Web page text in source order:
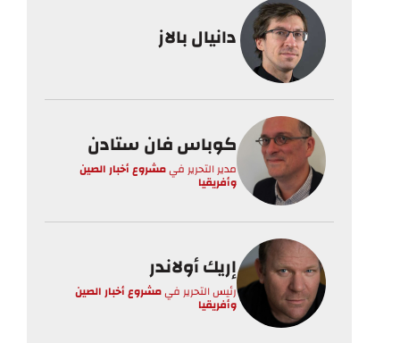
دانيال بالاز
كوباس فان ستادن
مدير التحرير فيمشروع أخبار الصين
وأفريقيا
إريك أولاندر
رئيس التحرير فيمشروع أخبار الصين
وأفريقيا